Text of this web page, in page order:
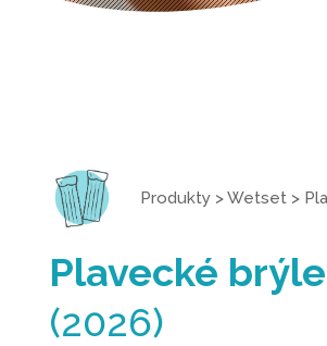
Produkty >Wetset >
Plavecké
(2026)